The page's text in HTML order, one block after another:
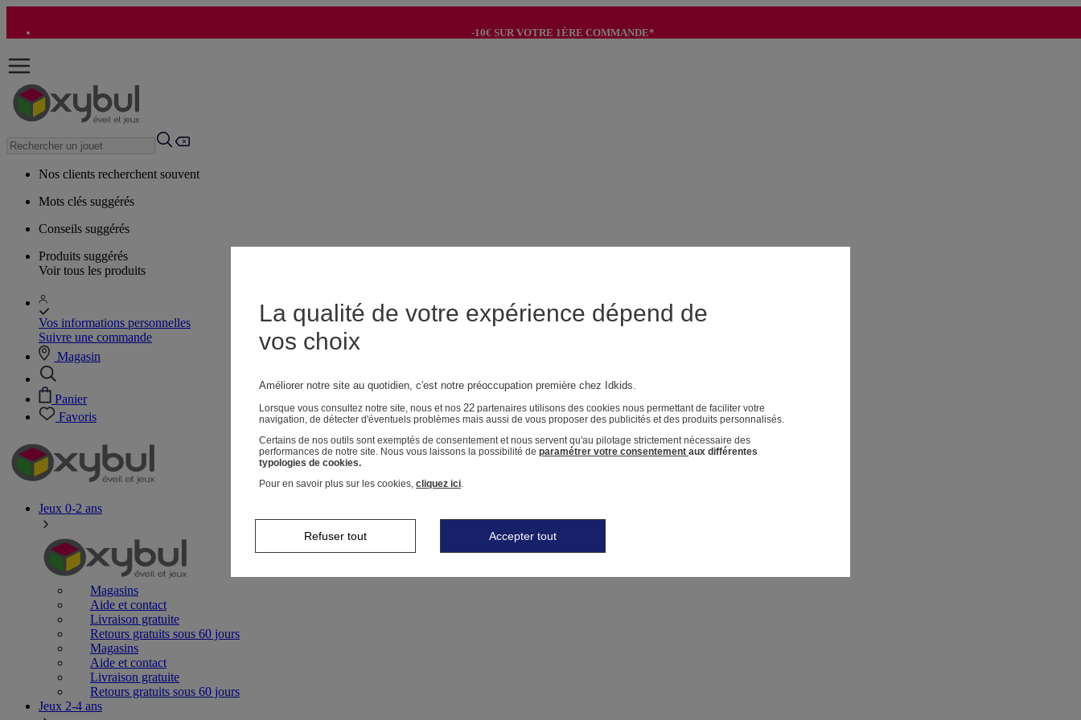
-10€ SUR VOTRE 1ÈRE COMMANDE*
Nos clients recherchent souvent
Mots clés suggérés
Conseils suggérés
Produits suggérés
Voir tous les produits
Vos informations personnelles
Suivre une commande
Magasin
Panier
Favoris
Jeux 0-2 ans
Magasins
Aide et contact
Livraison gratuite
Retours gratuits sous 60 jours
Magasins
Aide et contact
Livraison gratuite
Retours gratuits sous 60 jours
Jeux 2-4 ans
La qualité de votre expérience dépend de
vos choix
Améliorer notre site au quotidien, c'est notre préoccupation première chez Idkids.
Lorsque vous consultez notre site, nous et nos 22 partenaires utilisons des cookies nous permettant de faciliter votre
navigation, de détecter d'éventuels problèmes mais aussi de vous proposer des publicités et des produits personnalisés.
Certains de nos outils sont exemptés de consentement et nous servent qu'au pilotage strictement nécessaire des
performances de notre site. Nous vous laissons la possibilité de paramétrer votre consentement aux différentes
typologies de cookies.
Pour en savoir plus sur les cookies, cliquez ici.
Refuser tout Accepter tout